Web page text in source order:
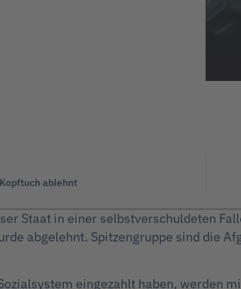
ablehnt
Staat in einer selbstverschuldeten
abgelehnt. Spitzengruppe sind die
eingezahlt haben, werden